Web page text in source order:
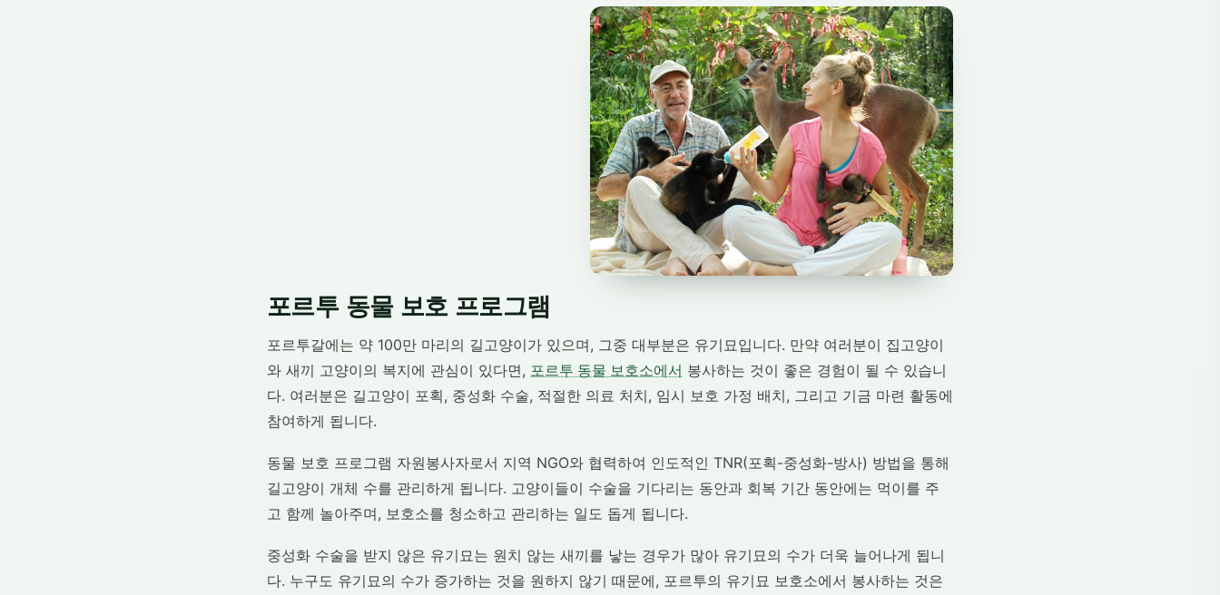
포르투 동물 보호 프로그램
포르투갈에는 약 100만 마리의 길고양이가 있으며, 그중 대부분은 유기묘입니다. 만약 여러분이 집고양이
와 새끼 고양이의 복지에 관심이 있다면, 포르투 동물 보호소에서 봉사하는 것이 좋은 경험이 될 수 있습니
다. 여러분은 길고양이 포획, 중성화 수술, 적절한 의료 처치, 임시 보호 가정 배치, 그리고 기금 마련 활동에
참여하게 됩니다.
동물 보호 프로그램 자원봉사자로서 지역 NGO와 협력하여 인도적인 TNR(포획-중성화-방사) 방법을 통해
길고양이 개체 수를 관리하게 됩니다. 고양이들이 수술을 기다리는 동안과 회복 기간 동안에는 먹이를 주
고 함께 놀아주며, 보호소를 청소하고 관리하는 일도 돕게 됩니다.
중성화 수술을 받지 않은 유기묘는 원치 않는 새끼를 낳는 경우가 많아 유기묘의 수가 더욱 늘어나게 됩니
다. 누구도 유기묘의 수가 증가하는 것을 원하지 않기 때문에, 포르투의 유기묘 보호소에서 봉사하는 것은